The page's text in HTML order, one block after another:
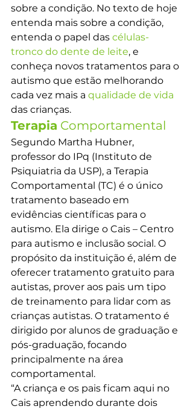
sobre a condição. No texto de hoje
entenda mais sobre a condição,
entenda o papel das células-
tronco do dente de leite, e
conheça novos tratamentos para o
autismo que estão melhorando
cada vez mais a qualidade de vida
das crianças.
Terapia Comportamental
Segundo Martha Hubner,
professor do IPq (Instituto de
Psiquiatria da USP), a Terapia
Comportamental (TC) é o único
tratamento baseado em
evidências científicas para o
autismo. Ela dirige o Cais – Centro
para autismo e inclusão social. O
propósito da instituição é, além de
oferecer tratamento gratuito para
autistas, prover aos pais um tipo
de treinamento para lidar com as
crianças autistas. O tratamento é
dirigido por alunos de graduação e
pós-graduação, focando
principalmente na área
comportamental.
“A criança e os pais ficam aqui no
Cais aprendendo durante dois